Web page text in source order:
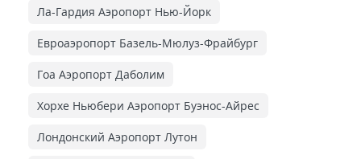
Ла-Гардия Аэропорт Нью-Йорк
Евроаэропорт Базель-Мюлуз-Фрайбург
Гоа Аэропорт Даболим
Хорхе Ньюбери Аэропорт Буэнос-Айрес
Лондонский Аэропорт Лутон